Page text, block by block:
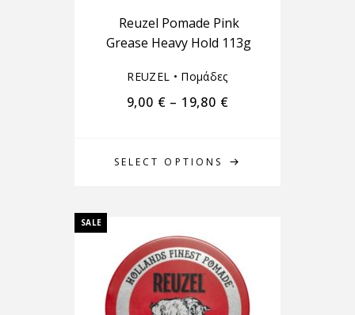
SELECT OPTIONS
Reuzel Pomade Pink
Grease Heavy Hold 113g
REUZEL • Πομάδες
9,00 € – 19,80 €
SALE